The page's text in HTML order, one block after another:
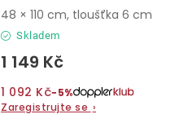
Skladem
1 149 Kč
1 092 Kč−5%
Zaregistrujte se ›
48 × 110 cm, tloušťka 6 cm